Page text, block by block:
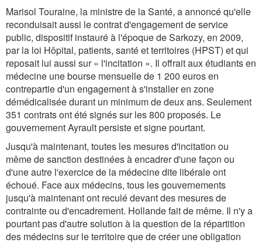
Marisol Touraine, la ministre de la Santé, a annoncé qu'elle
reconduisait aussi le contrat d'engagement de service
public, dispositif instauré à l'époque de Sarkozy, en 2009,
par la loi Hôpital, patients, santé et territoires (HPST) et qui
reposait lui aussi sur « l'incitation ». Il offrait aux étudiants en
médecine une bourse mensuelle de 1 200 euros en
contrepartie d'un engagement à s'installer en zone
démédicalisée durant un minimum de deux ans. Seulement
351 contrats ont été signés sur les 800 proposés. Le
gouvernement Ayrault persiste et signe pourtant.
Jusqu'à maintenant, toutes les mesures d'incitation ou
même de sanction destinées à encadrer d'une façon ou
d'une autre l'exercice de la médecine dite libérale ont
échoué. Face aux médecins, tous les gouvernements
jusqu'à maintenant ont reculé devant des mesures de
contrainte ou d'encadrement. Hollande fait de même. Il n'y a
pourtant pas d'autre solution à la question de la répartition
des médecins sur le territoire que de créer une obligation